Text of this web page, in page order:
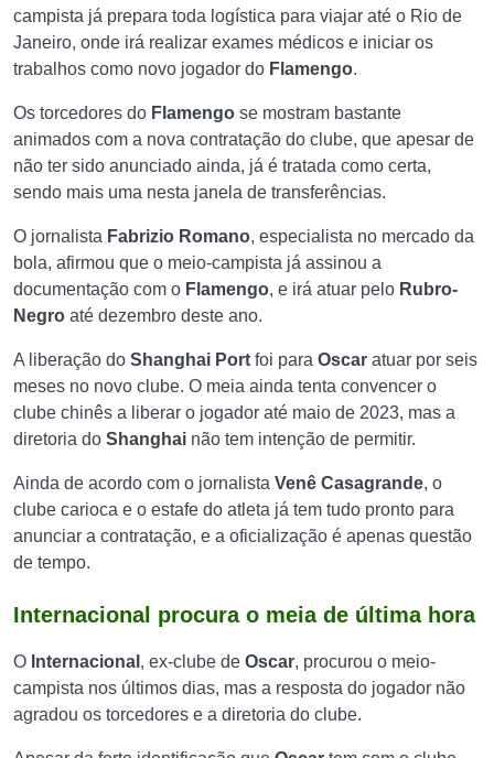
campista já prepara toda logística para viajar até o Rio de
Janeiro, onde irá realizar exames médicos e iniciar os
trabalhos como novo jogador do Flamengo.
Os torcedores do Flamengo se mostram bastante
animados com a nova contratação do clube, que apesar de
não ter sido anunciado ainda, já é tratada como certa,
sendo mais uma nesta janela de transferências.
O jornalista Fabrizio Romano, especialista no mercado da
bola, afirmou que o meio-campista já assinou a
documentação com o Flamengo, e irá atuar pelo Rubro-
Negro até dezembro deste ano.
A liberação do Shanghai Port foi para Oscar atuar por seis
meses no novo clube. O meia ainda tenta convencer o
clube chinês a liberar o jogador até maio de 2023, mas a
diretoria do Shanghai não tem intenção de permitir.
Ainda de acordo com o jornalista Venê Casagrande, o
clube carioca e o estafe do atleta já tem tudo pronto para
anunciar a contratação, e a oficialização é apenas questão
de tempo.
Internacional procura o meia de última hora
O Internacional , ex-clube de Oscar, procurou o meio-
campista nos últimos dias, mas a resposta do jogador não
agradou os torcedores e a diretoria do clube.